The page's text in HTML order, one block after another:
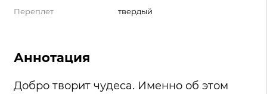
Переплет
твердый
Аннотация
Добро творит чудеса. Именно об этом